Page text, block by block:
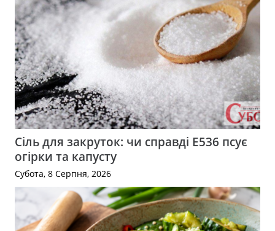
Сіль для закруток: чи справді Е536 псує
огірки та капусту
Субота, 8 Серпня, 2026